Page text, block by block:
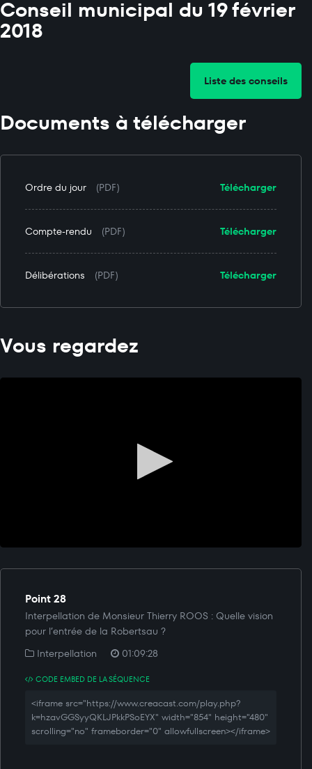
Conseil municipal du 19 février
2018
Liste des conseils
Documents à télécharger
Télécharger
Ordre du jour (PDF)
Télécharger
Compte-rendu (PDF)
Télécharger
Délibérations (PDF)
Vous regardez
Point 28
Interpellation de Monsieur Thierry ROOS : Quelle vision
pour l’entrée de la Robertsau ?
Interpellation
01:09:28
CODE EMBED DE LA SÉQUENCE
<iframe src="https://www.creacast.com/play.php?
k=hzavGGSyyQKLJPkkPSoEYX" width="854" height="480"
scrolling="no" frameborder="0" allowfullscreen></iframe>